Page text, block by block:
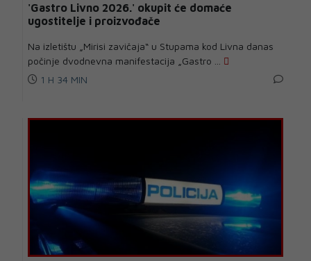
'Gastro Livno 2026.' okupit će domaće
ugostitelje i proizvođače
Na izletištu „Mirisi zavičaja“ u Stupama kod Livna danas
počinje dvodnevna manifestacija „Gastro ...
1 H 34 MIN